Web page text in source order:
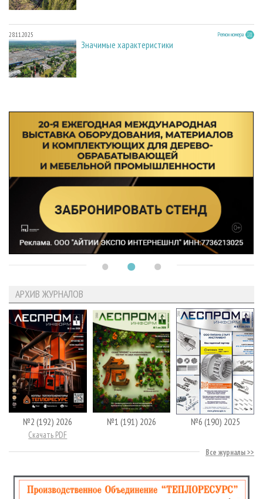
28.11.2025 Регион номера
Значимые характеристики
АРХИВ ЖУРНАЛОВ
№2 (192) 2026
Скачать PDF
№1 (191) 2026 №6 (190) 2025
Все журналы